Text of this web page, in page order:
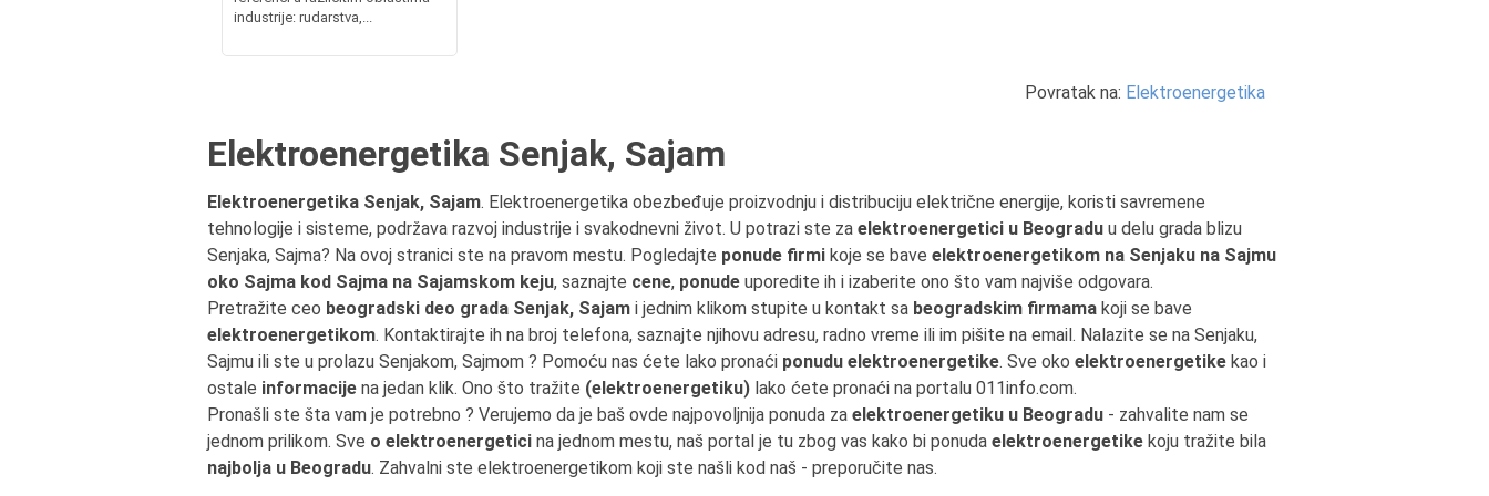
industrije: rudarstva,...
Povratak na: Elektroenergetika
Elektroenergetika Senjak, Sajam
Elektroenergetika Senjak, Sajam. Elektroenergetika obezbeđuje proizvodnju i distribuciju električne energije, koristi savremene
tehnologije i sisteme, podržava razvoj industrije i svakodnevni život. U potrazi ste za elektroenergetici u Beogradu u delu grada blizu
Senjaka, Sajma? Na ovoj stranici ste na pravom mestu. Pogledajte ponude firmi koje se bave elektroenergetikom na Senjaku na Sajmu
oko Sajma kod Sajma na Sajamskom keju, saznajte cene, ponude uporedite ih i izaberite ono što vam najviše odgovara.
Pretražite ceo beogradski deo grada Senjak, Sajam i jednim klikom stupite u kontakt sa beogradskim firmama koji se bave
elektroenergetikom. Kontaktirajte ih na broj telefona, saznajte njihovu adresu, radno vreme ili im pišite na email. Nalazite se na Senjaku,
Sajmu ili ste u prolazu Senjakom, Sajmom ? Pomoću nas ćete lako pronaći ponudu elektroenergetike. Sve oko elektroenergetike kao i
ostale informacije na jedan klik. Ono što tražite (elektroenergetiku) lako ćete pronaći na portalu 011info.com.
Pronašli ste šta vam je potrebno ? Verujemo da je baš ovde najpovoljnija ponuda za elektroenergetiku u Beogradu - zahvalite nam se
jednom prilikom. Sve o elektroenergetici na jednom mestu, naš portal je tu zbog vas kako bi ponuda elektroenergetike koju tražite bila
najbolja u Beogradu. Zahvalni ste elektroenergetikom koji ste našli kod naš - preporučite nas.